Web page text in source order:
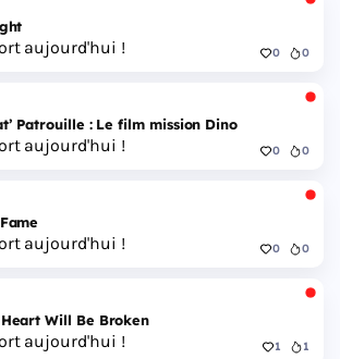
aujourd'hui ! 0 0
Patrouille : Le film mission Dino
aujourd'hui ! 0 0
aujourd'hui ! 0 0
Will Be Broken
aujourd'hui ! 1 1